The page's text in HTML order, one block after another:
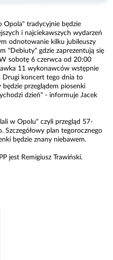
Opola" tradycyjnie będzie
i najciekawszych wydarzeń
odnotowanie kilku jubileuszy
"Debiuty" gdzie zaprezentują się
sobotę 6 czerwca od 20:00
11 wykonawców wstępnie
Drugi koncert tego dnia to
przeglądem piosenki
dzień" - informuje Jacek
w Opolu" czyli przegląd 57-
Szczegółowy plan tegorocznego
będzie znany niebawem.
jest Remigiusz Trawiński.